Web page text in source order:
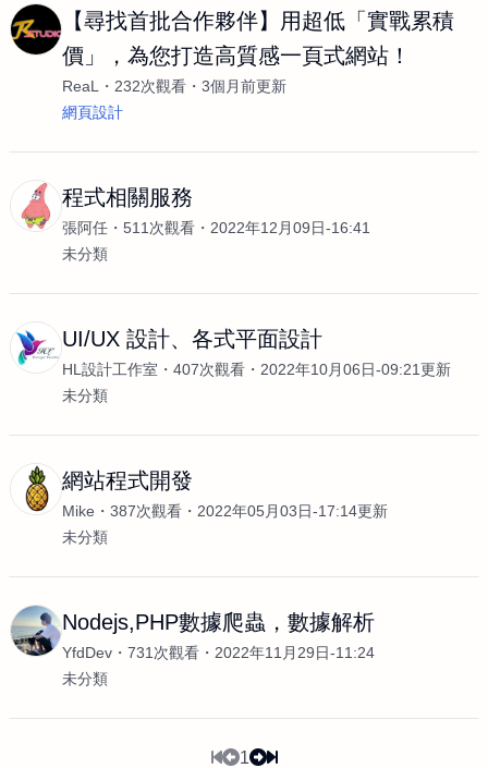
【尋找首批合作夥伴】用超低「實戰累積
價」，為您打造高質感一頁式網站！
ReaL 232次觀看
3個月前更新
網頁設計
程式相關服務
張阿任 511次觀看
2022年12月09日-16:41
未分類
UI/UX 設計、各式平面設計
HL設計工作室 407次觀看
2022年10月06日-09:21更新
未分類
網站程式開發
Mike 387次觀看
2022年05月03日-17:14更新
未分類
Nodejs,PHP數據爬蟲，數據解析
YfdDev 731次觀看
2022年11月29日-11:24
未分類
1